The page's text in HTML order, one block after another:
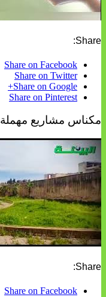
Share:
Share on Facebook
Share on Twitter
Share on Google+
Share on Pinterest
مكناس مشاريع مهملة
Share:
Share on Facebook